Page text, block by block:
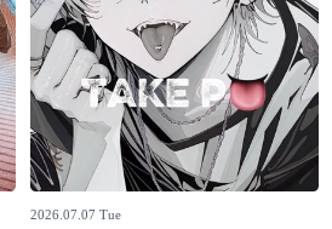
2026.07.07 Tue